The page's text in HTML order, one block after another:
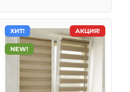
АКЦИЯ!
ХИТ!
NEW!